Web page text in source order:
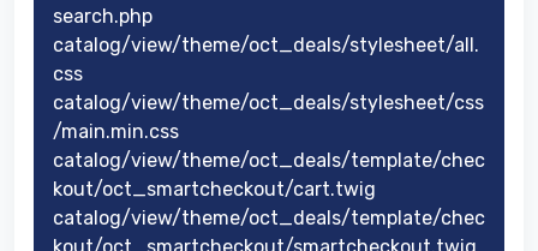
search.php
catalog/view/theme/oct_deals/stylesheet/all.
css
catalog/view/theme/oct_deals/stylesheet/css
/main.min.css
catalog/view/theme/oct_deals/template/chec
kout/oct_smartcheckout/cart.twig
catalog/view/theme/oct_deals/template/chec